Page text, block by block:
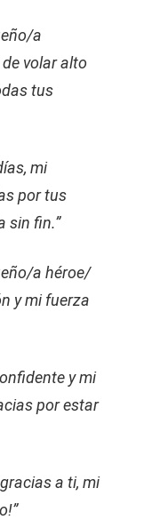
a
volar alto
tus
mi
por tus
sin fin.”
a héroe/
y mi fuerza
y mi
por estar
a ti, mi